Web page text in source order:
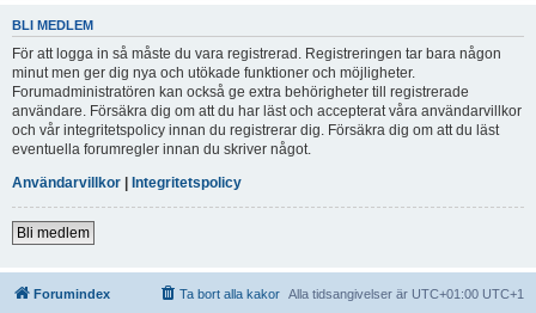
BLI MEDLEM
För att logga in så måste du vara registrerad. Registreringen tar bara någon
minut men ger dig nya och utökade funktioner och möjligheter.
Forumadministratören kan också ge extra behörigheter till registrerade
användare. Försäkra dig om att du har läst och accepterat våra användarvillkor
och vår integritetspolicy innan du registrerar dig. Försäkra dig om att du läst
eventuella forumregler innan du skriver något.
Användarvillkor | Integritetspolicy
Bli medlem
Forumindex Alla tidsangivelser är UTC+01:00 UTC+1
Ta bort alla kakor